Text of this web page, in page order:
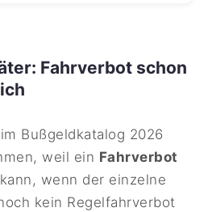
Fahrverbot schon
Bußgeldkatalog 2026
weil ein Fahrverbot
wenn der einzelne
kein Regelfahrverbot